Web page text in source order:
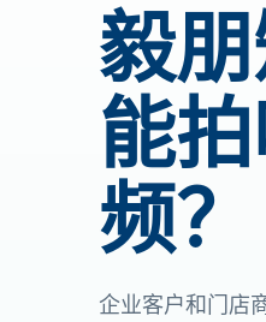
毅
能
频？
企业客户和门店